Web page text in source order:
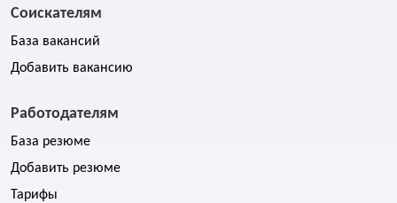
Соискателям
База вакансий
Добавить вакансию
Работодателям
База резюме
Добавить резюме
Тарифы